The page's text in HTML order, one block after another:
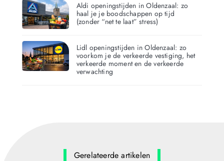
Aldi openingstijden in Oldenzaal: zo
haal je je boodschappen op tijd
(zonder “net te laat” stress)
Lidl openingstijden in Oldenzaal: zo
voorkom je de verkeerde vestiging, het
verkeerde moment en de verkeerde
verwachting
Gerelateerde artikelen